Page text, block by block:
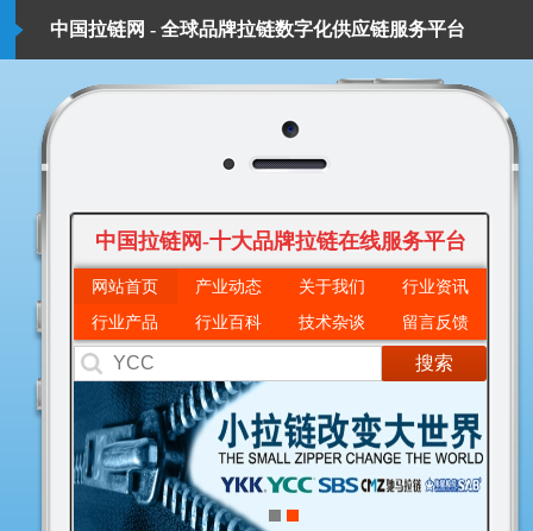
中国拉链网 - 全球品牌拉链数字化供应链服务平台